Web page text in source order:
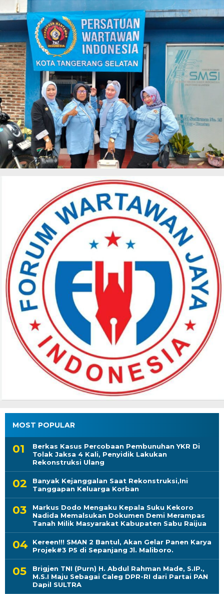
MOST POPULAR
Berkas Kasus Percobaan Pembunuhan YKR Di
Tolak Jaksa 4 Kali, Penyidik Lakukan
Rekonstruksi Ulang
Banyak Kejanggalan Saat Rekonstruksi,Ini
Tanggapan Keluarga Korban
Markus Dodo Mengaku Kepala Suku Kekoro
Nadida Memalsukan Dokumen Demi Merampas
Tanah Milik Masyarakat Kabupaten Sabu Raijua
Kereen!!! SMAN 2 Bantul, Akan Gelar Panen Karya
Projek#3 P5 di Sepanjang Jl. Maliboro.
Brigjen TNI (Purn) H. Abdul Rahman Made, S.IP.,
M.S.I Maju Sebagai Caleg DPR-RI dari Partai PAN
Dapil SULTRA